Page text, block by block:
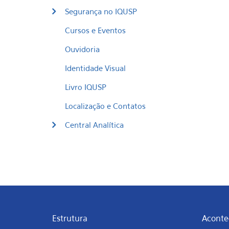
Segurança no IQUSP
Cursos e Eventos
Ouvidoria
Identidade Visual
Livro IQUSP
Localização e Contatos
Central Analítica
Estrutura